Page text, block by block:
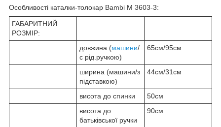
Особливості каталки-толокар Bambi M 3603-3:
ГАБАРИТНИЙ
РОЗМІР:
довжина (машини/
с рід.ручкою)
65см/95см
ширина (машини/з
підставкою)
44см/31см
висота до спинки
50см
висота до
батьківської ручки
90см